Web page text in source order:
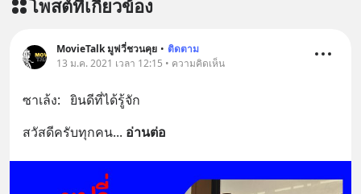
โพสต์ที่เกี่ยวข้อง
MovieTalk มูฟวี่ชวนคุย • ติดตาม
13 ม.ค. 2021 เวลา 12:15 • ความคิดเห็น
ซาเล้ง:   ยินดีที่ได้รู้จัก
สวัสดีครับทุกคน... อ่านต่อ